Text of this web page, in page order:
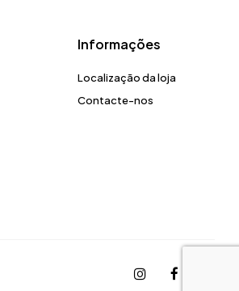
Informações
Localização da loja
Contacte-nos